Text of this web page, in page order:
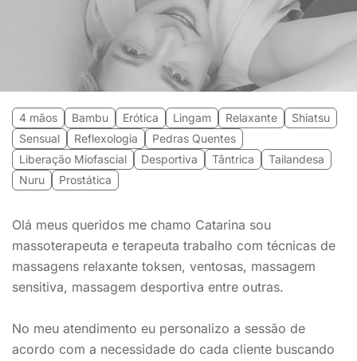
4 mãos Bambu Erótica Lingam Relaxante
Shiatsu
Sensual
Reflexologia
Pedras Quentes
Liberação Miofascial
Desportiva Tântrica
Tailandesa
Nuru
Prostática
Olá meus queridos me chamo Catarina sou
massoterapeuta e terapeuta trabalho com técnicas de
massagens relaxante toksen, ventosas, massagem
sensitiva, massagem desportiva entre outras.
No meu atendimento eu personalizo a sessão de
acordo com a necessidade do cada cliente buscando